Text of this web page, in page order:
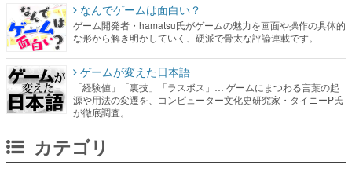
なんでゲームは面白い？
ゲーム開発者・hamatsu氏がゲームの魅力を画面や操作の具体的
な形から解き明かしていく、硬派で骨太な評論連載です。
ゲームが変えた日本語
「経験値」「裏技」「ラスボス」… ゲームにまつわる言葉の起
源や用法の変遷を、コンピューター文化史研究家・タイニーP氏
が徹底調査。
カテゴリ